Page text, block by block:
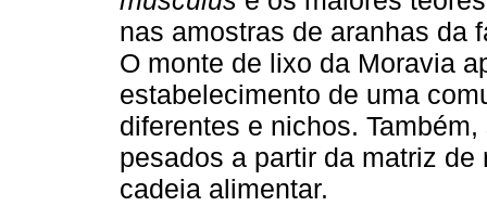
nas amostras de aranhas da
O monte de lixo da Moravia
estabelecimento de uma
diferentes e nichos.
pesados a partir da matriz
cadeia alimentar.